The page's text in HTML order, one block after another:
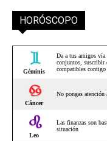
HORÓSCOPO